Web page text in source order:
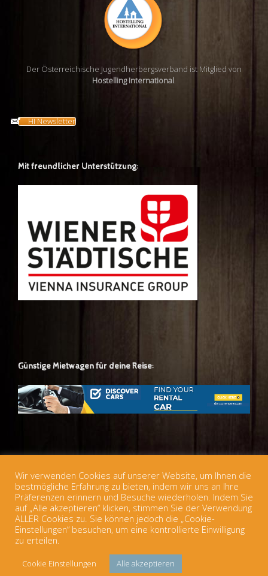
Der Österreichische Jugendherbergsverband ist Mitglied von
Hostelling International.
HI Newsletter
Mit freundlicher Unterstützung:
Günstige Mietwagen für deine Reise:
bySiteOrigin
Wir verwenden Cookies auf unserer Website, um Ihnen die
bestmögliche Erfahrung zu bieten, indem wir uns an Ihre
Präferenzen erinnern und Besuche wiederholen. Indem Sie
auf „Alle akzeptieren“ klicken, stimmen Sie der Verwendung
ALLER Cookies zu. Sie können jedoch die „Cookie-
Einstellungen“ besuchen, um eine kontrollierte Einwilligung
zu erteilen.
Cookie Einstellungen Alle akzeptieren